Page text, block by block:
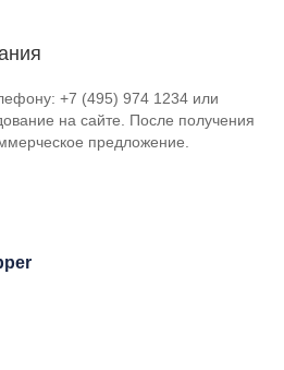
+7 (495) 974 1234 или
на сайте. После получения
предложение.